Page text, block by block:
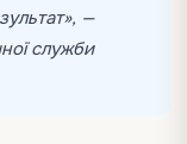
—
служби